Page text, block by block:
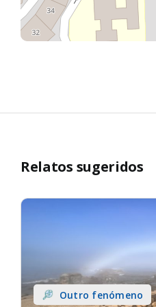
Relatos sugeridos
Outro fenómeno